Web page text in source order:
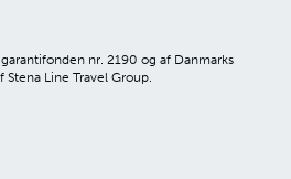
nr. 2190 og af Danmarks
Stena Line Travel Group.